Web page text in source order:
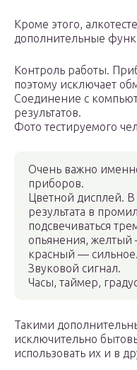
Кроме этого,
дополнительные
Контроль работы.
поэтому исключает
Соединение с
результатов.
Фото тестируемого
Очень важно
приборов.
Цветной дисплей.
результата в
подсвечиваться
опьянения, желтый
красный — сильное.
Звуковой сигнал.
Часы, таймер,
Такими
исключительно
использовать их и в